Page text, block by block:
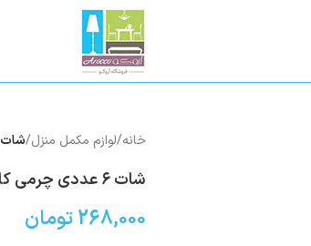
خانه/لوازم مکمل منزل/شات ۶ عددی چرمی کاور‌دار
شات ۶ عددی چرمی کاور‌دار
268,000تومان